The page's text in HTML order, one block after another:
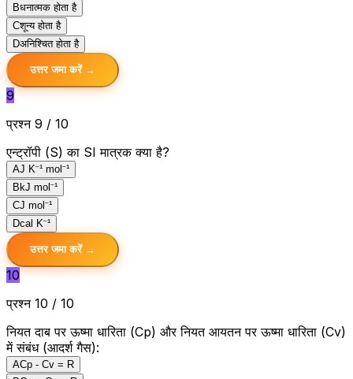
Bधनात्मक होता है
Cशून्य होता है
Dअनिश्चित होता है
उत्तर जमा करें →
9
प्रश्न 9 / 10
एन्ट्रॉपी (S) का SI मात्रक क्या है?
AJ K⁻¹ mol⁻¹
B kJ mol⁻¹
CJ mol⁻¹
Dcal K⁻¹
उत्तर जमा करें →
10
प्रश्न 10 / 10
नियत दाब पर ऊष्मा धारिता (Cp) और नियत आयतन पर ऊष्मा धारिता (Cv)
में संबंध (आदर्श गैस):
ACp - Cv = R